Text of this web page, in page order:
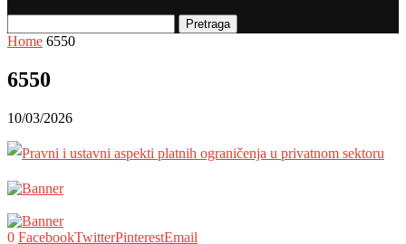
Pretraga
Home 6550
6550
10/03/2026
0 FacebookTwitterPinterestEmail